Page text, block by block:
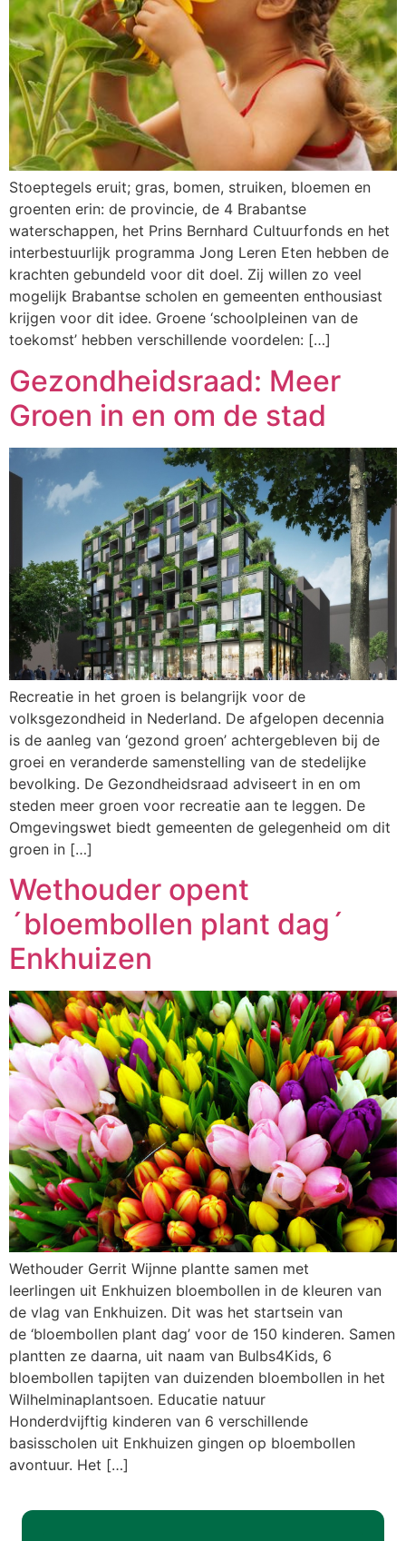
Stoeptegels eruit; gras, bomen, struiken, bloemen en
groenten erin: de provincie, de 4 Brabantse
waterschappen, het Prins Bernhard Cultuurfonds en het
interbestuurlijk programma Jong Leren Eten hebben de
krachten gebundeld voor dit doel. Zij willen zo veel
mogelijk Brabantse scholen en gemeenten enthousiast
krijgen voor dit idee. Groene ‘schoolpleinen van de
toekomst’ hebben verschillende voordelen: […]
Gezondheidsraad: Meer
Groen in en om de stad
Recreatie in het groen is belangrijk voor de
volksgezondheid in Nederland. De afgelopen decennia
is de aanleg van ‘gezond groen’ achtergebleven bij de
groei en veranderde samenstelling van de stedelijke
bevolking. De Gezondheidsraad adviseert in en om
steden meer groen voor recreatie aan te leggen. De
Omgevingswet biedt gemeenten de gelegenheid om dit
groen in […]
Wethouder opent
´bloembollen plant dag´
Enkhuizen
Wethouder Gerrit Wijnne plantte samen met
leerlingen uit Enkhuizen bloembollen in de kleuren van
de vlag van Enkhuizen. Dit was het startsein van
de ‘bloembollen plant dag’ voor de 150 kinderen. Samen
plantten ze daarna, uit naam van Bulbs4Kids, 6
bloembollen tapijten van duizenden bloembollen in het
Wilhelminaplantsoen. Educatie natuur
Honderdvijftig kinderen van 6 verschillende
basisscholen uit Enkhuizen gingen op bloembollen
avontuur. Het […]